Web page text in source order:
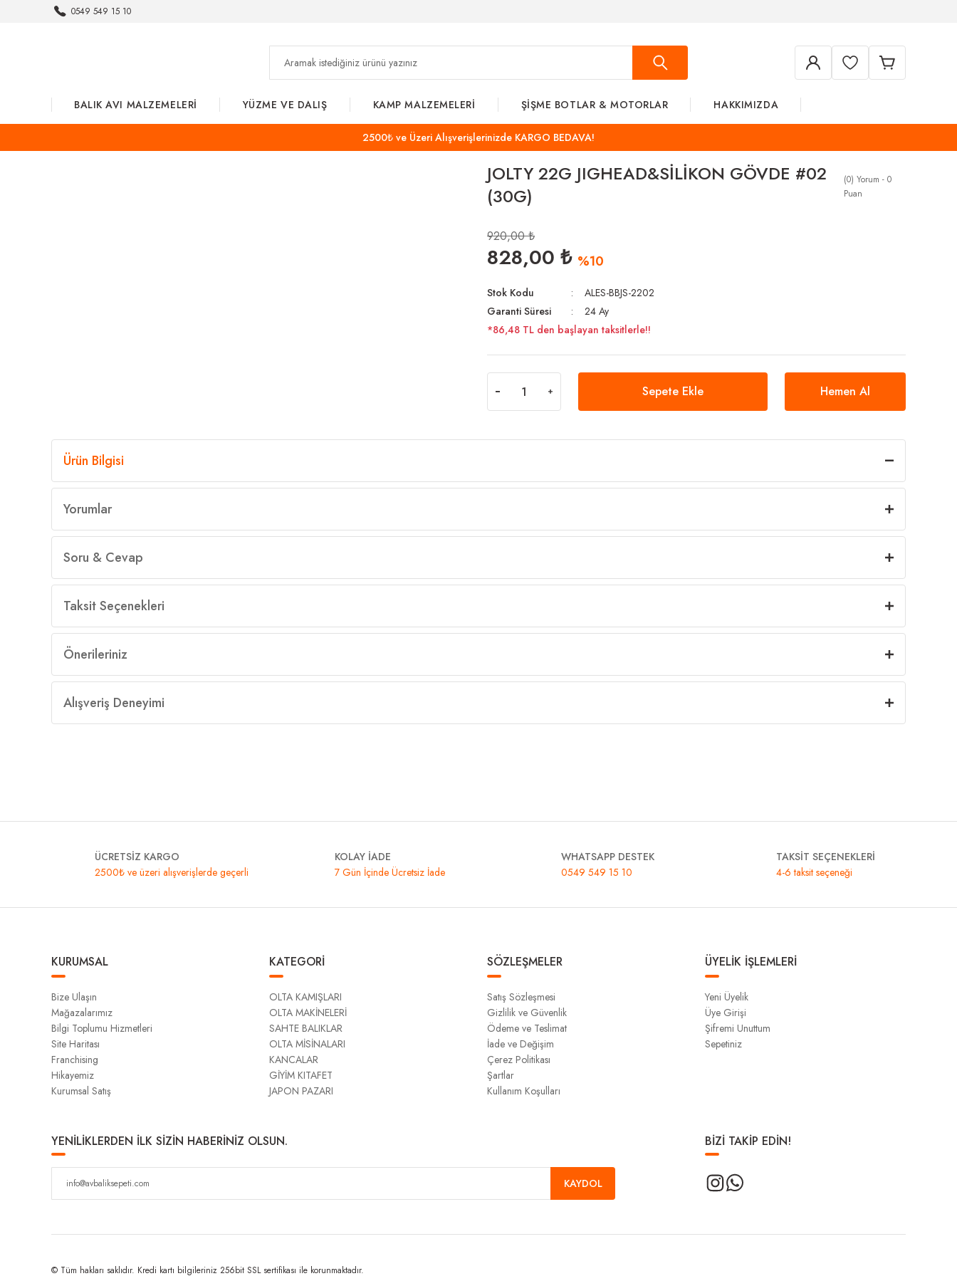
0549 549 15 10
BALIK AVI MALZEMELERİ YÜZME VE DALIŞ KAMP MALZEMELERİ ŞİŞME BOTLAR & MOTORLAR HAKKIMIZDA
2500₺ ve Üzeri Alışverişlerinizde KARGO BEDAVA!
JOLTY 22G JIGHEAD&SİLİKON GÖVDE #02
(30G)
(0) Yorum - 0
Puan
920,00 ₺
828,00 ₺ %10
Stok Kodu
ALES-BBJS-2202
Garanti Süresi
24 Ay
*86,48 TL den başlayan taksitlerle!!
Sepete Ekle Hemen Al
Ürün Bilgisi
Yorumlar
Soru & Cevap
Taksit Seçenekleri
Önerileriniz
Alışveriş Deneyimi
ÜCRETSİZ KARGO
2500₺ ve üzeri alışverişlerde geçerli
KOLAY İADE
7 Gün İçinde Ücretsiz İade
WHATSAPP DESTEK
0549 549 15 10
TAKSİT SEÇENEKLERİ
4-6 taksit seçeneği
KURUMSAL
Bize Ulaşın
Mağazalarımız
Bilgi Toplumu Hizmetleri
Site Haritası
Franchising
Hikayemiz
Kurumsal Satış
KATEGORİ
OLTA KAMIŞLARI
OLTA MAKİNELERİ
SAHTE BALIKLAR
OLTA MİSİNALARI
KANCALAR
GİYİM KITAFET
JAPON PAZARI
SÖZLEŞMELER
Satış Sözleşmesi
Gizlilik ve Güvenlik
Ödeme ve Teslimat
İade ve Değişim
Çerez Politikası
Şartlar
Kullanım Koşulları
ÜYELİK İŞLEMLERİ
Yeni Üyelik
Üye Girişi
Şifremi Unuttum
Sepetiniz
YENİLİKLERDEN İLK SİZİN HABERİNİZ OLSUN.
KAYDOL
BİZİ TAKİP EDİN!
© Tüm hakları saklıdır. Kredi kartı bilgileriniz 256bit SSL sertifikası ile korunmaktadır.